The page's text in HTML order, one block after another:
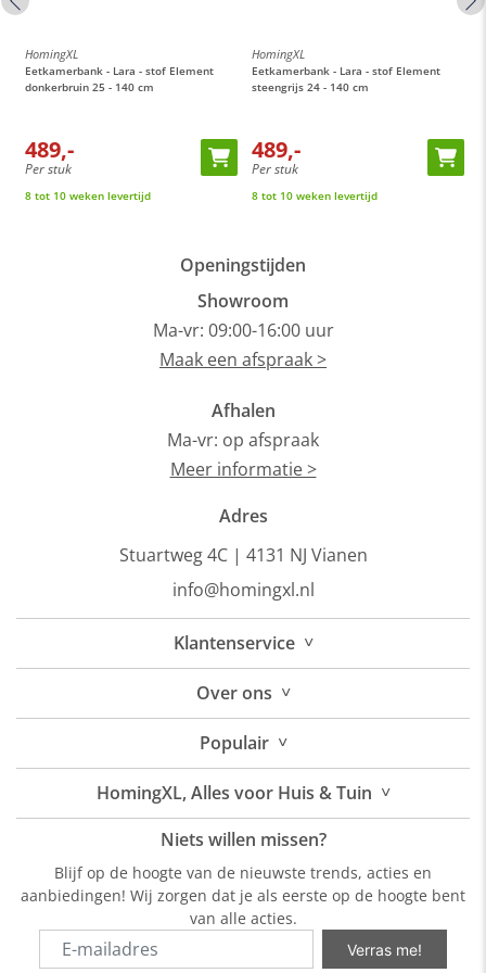
HomingXL
Eetkamerbank - Lara - stof Element
donkerbruin 25 - 140 cm
489,-
Per stuk
8 tot 10 weken levertijd
HomingXL
Eetkamerbank - Lara - stof Element
steengrijs 24 - 140 cm
489,-
Per stuk
8 tot 10 weken levertijd
Openingstijden
Showroom
Ma-vr: 09:00-16:00 uur
Maak een afspraak >
Afhalen
Ma-vr: op afspraak
Meer informatie >
Adres
Stuartweg 4C | 4131 NJ Vianen
info@homingxl.nl
Klantenservice ˅
Overons ˅
Populair ˅
HomingXL, Alles voor Huis & Tuin ˅
Niets willen missen?
Blijf op de hoogte van de nieuwste trends, acties en
aanbiedingen! Wij zorgen dat je als eerste op de hoogte bent
van alle acties.
Verras me!